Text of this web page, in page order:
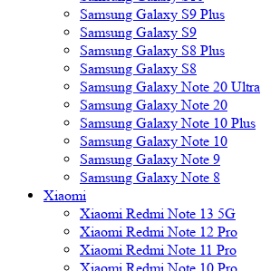
Samsung Galaxy S9 Plus
Samsung Galaxy S9
Samsung Galaxy S8 Plus
Samsung Galaxy S8
Samsung Galaxy Note 20 Ultra
Samsung Galaxy Note 20
Samsung Galaxy Note 10 Plus
Samsung Galaxy Note 10
Samsung Galaxy Note 9
Samsung Galaxy Note 8
Xiaomi
Xiaomi Redmi Note 13 5G
Xiaomi Redmi Note 12 Pro
Xiaomi Redmi Note 11 Pro